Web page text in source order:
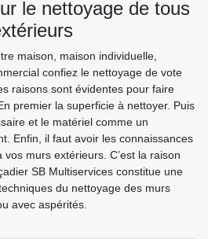
le nettoyage de tous
maison, maison individuelle,
confiez le nettoyage de vote
raisons sont évidentes pour faire
premier la superficie à nettoyer. Puis
et le matériel comme un
Enfin, il faut avoir les connaissances
murs extérieurs. C’est la raison
SB Multiservices constitue une
du nettoyage des murs
avec aspérités.